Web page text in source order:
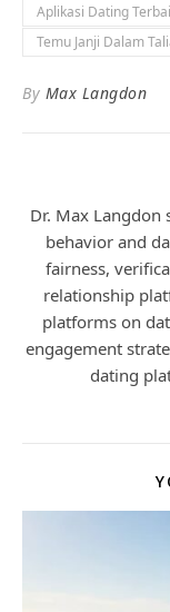
Aplikasi Dating
Temu Janji Dalam
By Max Langdon
Dr. Max Langdon
behavior and
fairness,
relationship
platforms on
engagement
dating